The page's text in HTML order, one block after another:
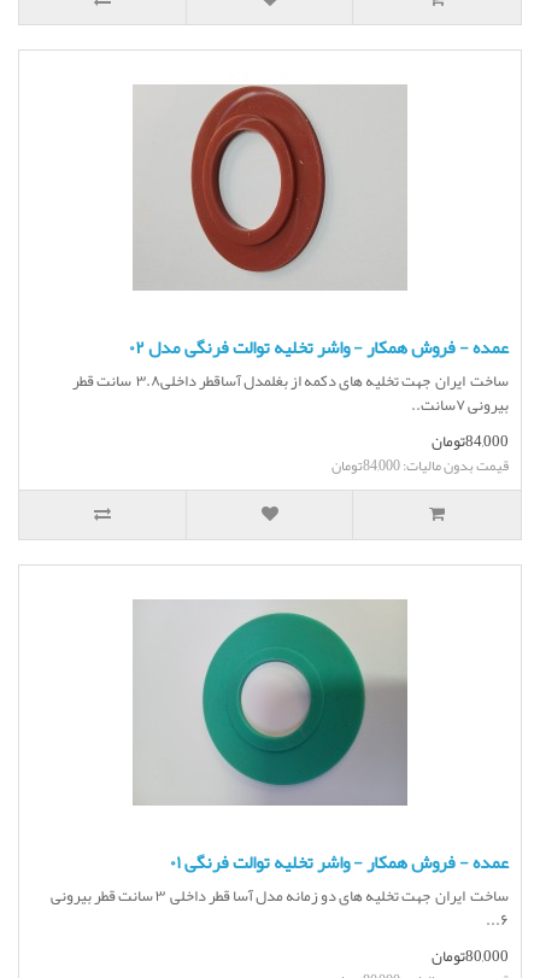
عمده - فروش همکار - واشر تخلیه توالت فرنگی مدل ۰۲
ساخت ایران جهت تخلیه های دکمه از بغلمدل آساقطر داخلی۳.۸ سانت قطر
بیرونی ۷سانت..
84,000تومان
قیمت بدون مالیات: 84,000تومان
عمده - فروش همکار - واشر تخلیه توالت فرنگی ۰۱
ساخت ایران جهت تخلیه های دو زمانه مدل آسا قطر داخلی ۳ سانت قطر بیرونی
۶...
80,000تومان